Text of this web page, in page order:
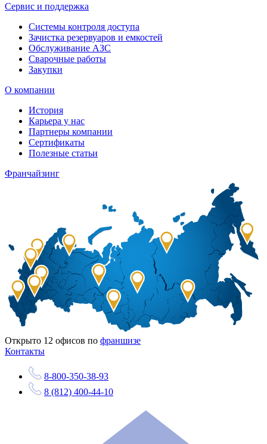
Сервис и поддержка
Системы контроля доступа
Зачистка резервуаров и емкостей
Обслуживание АЗС
Сварочные работы
Закупки
О компании
История
Карьера у нас
Партнеры компании
Сертификаты
Полезные статьи
Франчайзинг
Открыто 12 офисов по франшизе
Контакты
8-800-350-38-93
8 (812) 400-44-10